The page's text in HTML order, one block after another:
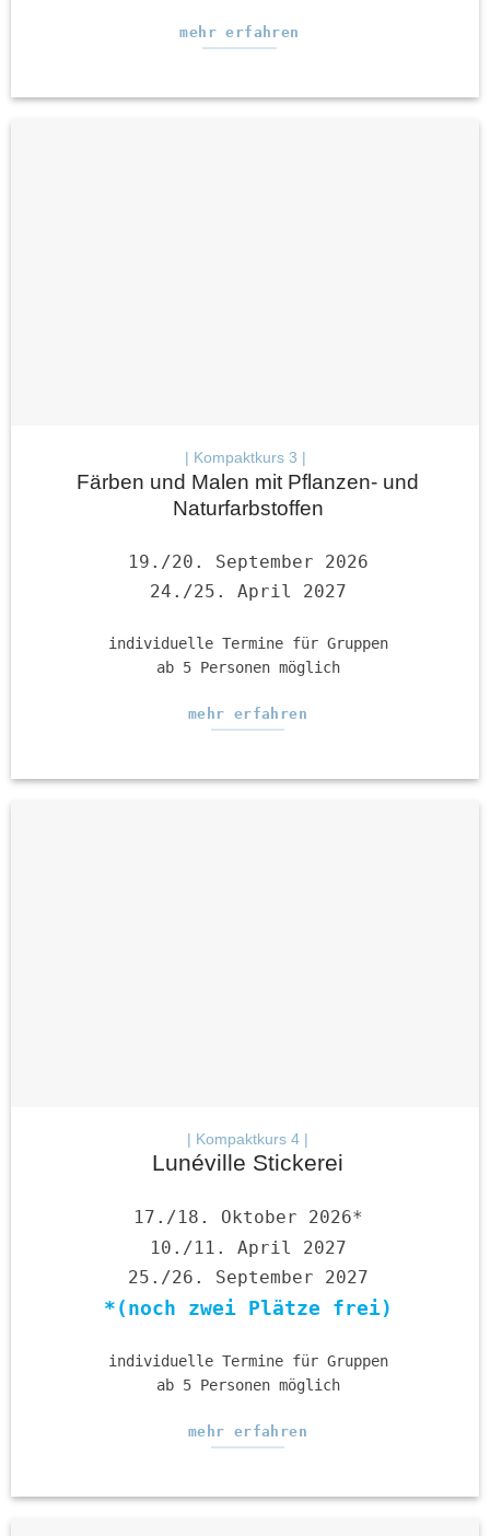
mehr erfahren
| Kompaktkurs 3 |
Färben und Malen mit Pflanzen- und
Naturfarbstoffen
19./20. September 2026
24./25. April 2027
individuelle Termine für Gruppen
ab 5 Personen möglich
mehr erfahren
| Kompaktkurs 4 |
Lunéville Stickerei
17./18. Oktober 2026*
10./11. April 2027
25./26. September 2027
*(noch zwei Plätze frei)
individuelle Termine für Gruppen
ab 5 Personen möglich
mehr erfahren